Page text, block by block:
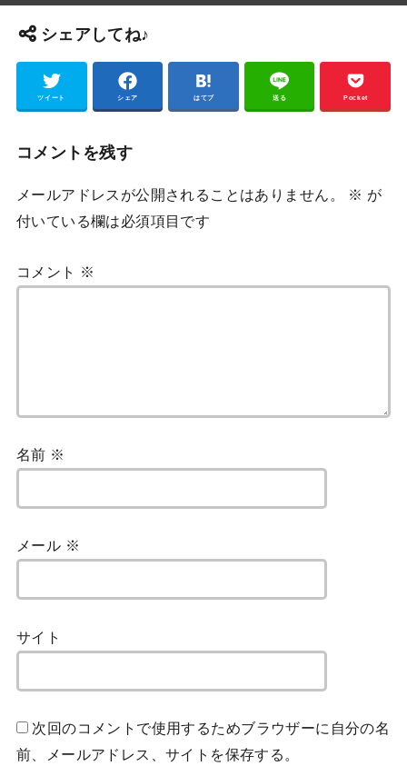
シェアしてね♪
ツイート シェア はてブ 送る Pocket
コメントを残す
メールアドレスが公開されることはありません。 ※ が
付いている欄は必須項目です
コメント ※
名前 ※
メール ※
サイト
次回のコメントで使用するためブラウザーに自分の名
前、メールアドレス、サイトを保存する。